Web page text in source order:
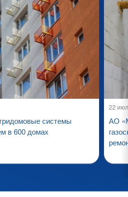
системы
в 600 домах
22
АО